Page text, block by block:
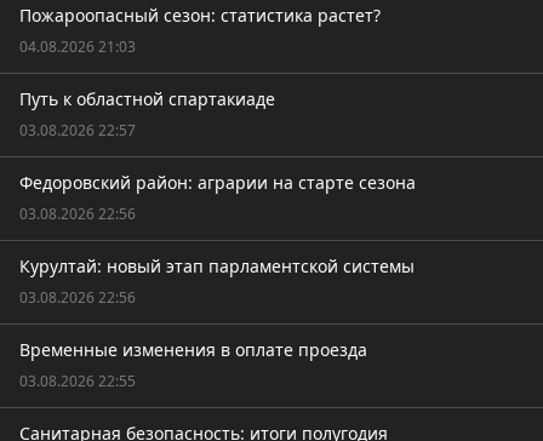
Пожароопасный сезон: статистика растет?
04.08.2026 21:03
Путь к областной спартакиаде
03.08.2026 22:57
Федоровский район: аграрии на старте сезона
03.08.2026 22:56
Курултай: новый этап парламентской системы
03.08.2026 22:56
Временные изменения в оплате проезда
03.08.2026 22:55
Санитарная безопасность: итоги полугодия